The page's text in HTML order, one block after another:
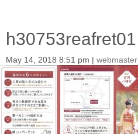
h30753reafret01
May 14, 2018 8:51 pm | webmaster